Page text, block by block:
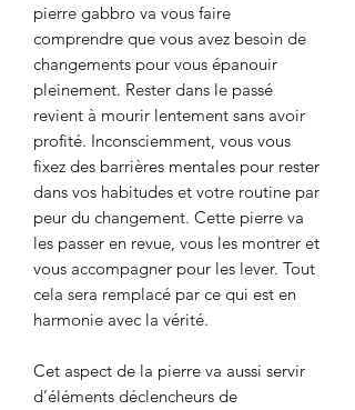
pierre gabbro va vous faire
comprendre que vous avez besoin de
changements pour vous épanouir
pleinement. Rester dans le passé
revient à mourir lentement sans avoir
profité. Inconsciemment, vous vous
fixez des barrières mentales pour rester
dans vos habitudes et votre routine par
peur du changement. Cette pierre va
les passer en revue, vous les montrer et
vous accompagner pour les lever. Tout
cela sera remplacé par ce qui est en
harmonie avec la vérité.
Cet aspect de la pierre va aussi servir
d’éléments déclencheurs de